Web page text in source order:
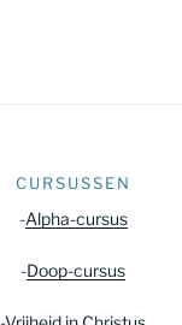
CURSUSSEN
-Alpha-cursus
-Doop-cursus